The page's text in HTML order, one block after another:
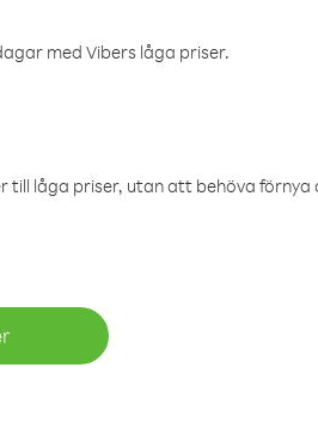
med Vibers låga priser.
låga priser, utan att behöva förnya